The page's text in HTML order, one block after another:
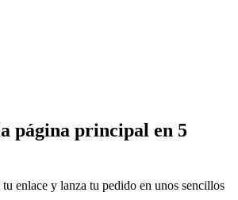
página principal en 5
enlace y lanza tu pedido en unos sencillos